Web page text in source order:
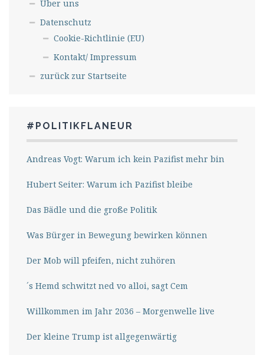
Über uns
Datenschutz
Cookie-Richtlinie (EU)
Kontakt/ Impressum
zurück zur Startseite
#POLITIKFLANEUR
Andreas Vogt: Warum ich kein Pazifist mehr bin
Hubert Seiter: Warum ich Pazifist bleibe
Das Bädle und die große Politik
Was Bürger in Bewegung bewirken können
Der Mob will pfeifen, nicht zuhören
´s Hemd schwitzt ned vo alloi, sagt Cem
Willkommen im Jahr 2036 – Morgenwelle live
Der kleine Trump ist allgegenwärtig